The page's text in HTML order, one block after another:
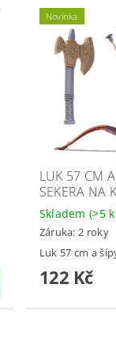
Novinka
LUK 57 CM
SEKERA NA
Skladem(>5
Záruka: 2 roky
Luk 57 cm a
122 Kč